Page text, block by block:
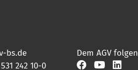
bs.de
242 10-0
Dem AGV folgen